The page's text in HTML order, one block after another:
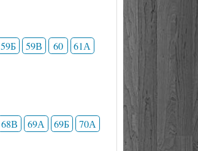
59Б 59В 60
61А
68В 69А 69Б
70А